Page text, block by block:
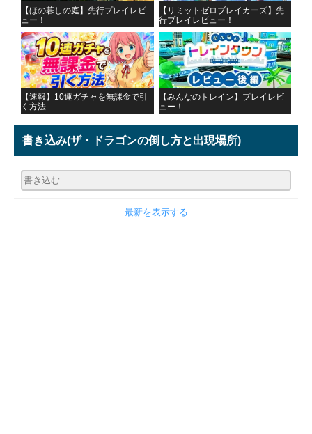
【ほの暮しの庭】先行プレイレビ
ュー！
【リミットゼロブレイカーズ】先
行プレイレビュー！
【速報】10連ガチャを無課金で引
く方法
【みんなのトレイン】プレイレビ
ュー！
書き込み(ザ・ドラゴンの倒し方と出現場所)
最新を表示する